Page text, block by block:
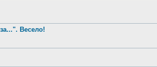
Весело!